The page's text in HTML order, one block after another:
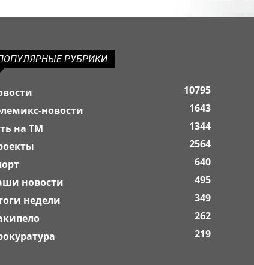
РУБРИКИ
10795
новости
1643
на ТМ
1344
2564
640
новости
495
недели
349
262
219